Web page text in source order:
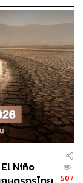
105
Niño
507